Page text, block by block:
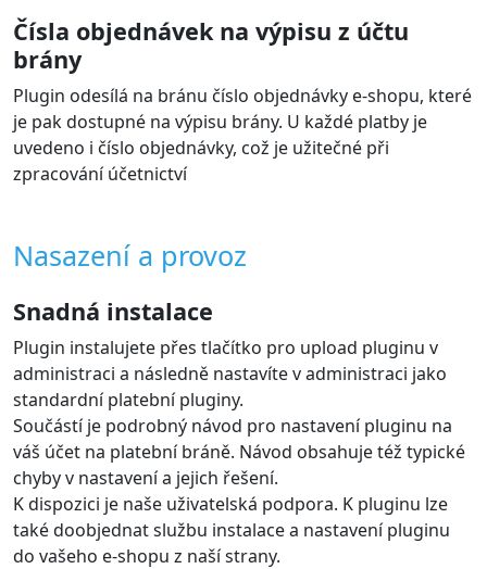
Čísla objednávek na výpisu z účtu
brány
Plugin odesílá na bránu číslo objednávky e-shopu, které
je pak dostupné na výpisu brány. U každé platby je
uvedeno i číslo objednávky, což je užitečné při
zpracování účetnictví
Nasazení a provoz
Snadná instalace
Plugin instalujete přes tlačítko pro upload pluginu v
administraci a následně nastavíte v administraci jako
standardní platební pluginy.
Součástí je podrobný návod pro nastavení pluginu na
váš účet na platební bráně. Návod obsahuje též typické
chyby v nastavení a jejich řešení.
K dispozici je naše uživatelská podpora. K pluginu lze
také doobjednat službu instalace a nastavení pluginu
do vašeho e-shopu z naší strany.